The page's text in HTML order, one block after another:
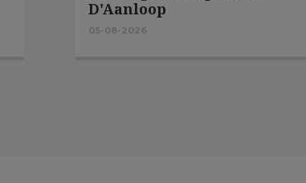
D'Aanloop
05-08-2026